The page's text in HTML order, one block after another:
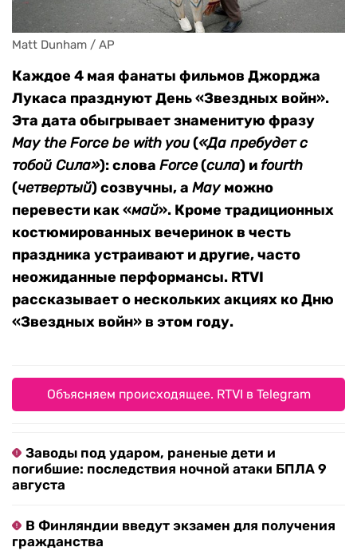
Matt Dunham / AP
Каждое 4 мая фанаты фильмов Джорджа
Лукаса празднуют День «Звездных войн».
Эта дата обыгрывает знаменитую фразу
May the Force be with you(«Да пребудет с
тобой Сила»): слова Force(сила) и fourth
(четвертый) созвучны, а May можно
перевести как «май». Кроме традиционных
костюмированных вечеринок в честь
праздника устраивают и другие, часто
неожиданные перформансы. RTVI
рассказывает о нескольких акциях ко Дню
«Звездных войн» в этом году.
Объясняем происходящее. RTVI в Telegram
Заводы под ударом, раненые дети и
погибшие: последствия ночной атаки БПЛА 9
августа
В Финляндии введут экзамен для получения
гражданства